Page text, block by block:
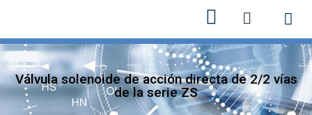
Válvula solenoide de acción directa de 2/2 vías
de la serie ZS